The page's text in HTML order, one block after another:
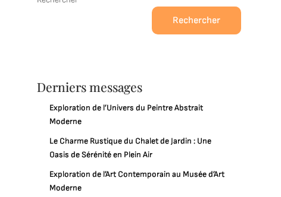
Rechercher
Derniers messages
Exploration de l’Univers du Peintre Abstrait
Moderne
Le Charme Rustique du Chalet de Jardin : Une
Oasis de Sérénité en Plein Air
Exploration de l’Art Contemporain au Musée d’Art
Moderne